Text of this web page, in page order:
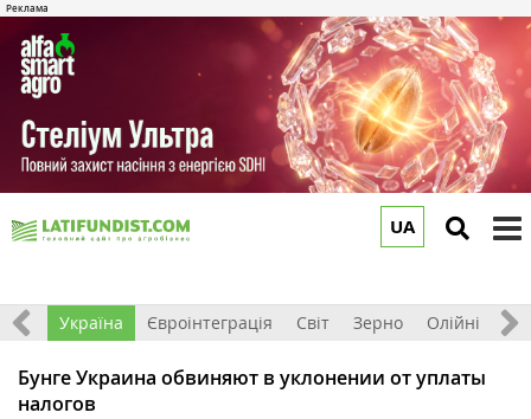
UA
Все Україна Євроінтеграція Світ Зерно Олійні
Бунге Украина обвиняют в уклонении от уплаты
налогов